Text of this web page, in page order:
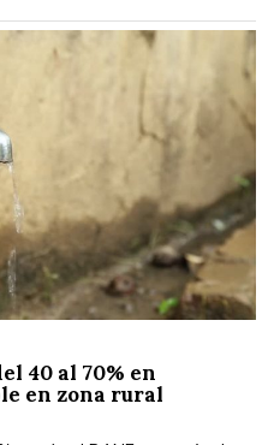
40 al 70% en
en zona rural